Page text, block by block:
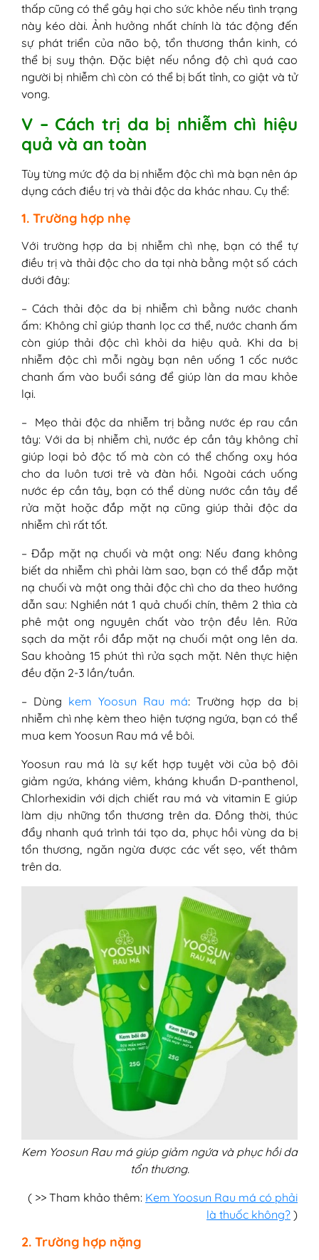
thấp cũng có thể gây hại cho sức khỏe nếu tình trạng
này kéo dài. Ảnh hưởng nhất chính là tác động đến
sự phát triển của não bộ, tổn thương thần kinh, có
thể bị suy thận. Đặc biệt nếu nồng độ chì quá cao
người bị nhiễm chì còn có thể bị bất tỉnh, co giật và tử
vong.
V – Cách trị da bị nhiễm chì hiệu
quả và an toàn
Tùy từng mức độ da bị nhiễm độc chì mà bạn nên áp
dụng cách điều trị và thải độc da khác nhau. Cụ thể:
1. Trường hợp nhẹ
Với trường hợp da bị nhiễm chì nhẹ, bạn có thể tự
điều trị và thải độc cho da tại nhà bằng một số cách
dưới đây:
– Cách thải độc da bị nhiễm chì bằng nước chanh
ấm: Không chỉ giúp thanh lọc cơ thể, nước chanh ấm
còn giúp thải độc chì khỏi da hiệu quả. Khi da bị
nhiễm độc chì mỗi ngày bạn nên uống 1 cốc nước
chanh ấm vào buổi sáng để giúp làn da mau khỏe
lại.
– Mẹo thải độc da nhiễm trị bằng nước ép rau cần
tây: Với da bị nhiễm chì, nước ép cần tây không chỉ
giúp loại bỏ độc tố mà còn có thể chống oxy hóa
cho da luôn tươi trẻ và đàn hồi. Ngoài cách uống
nước ép cần tây, bạn có thể dùng nước cần tây để
rửa mặt hoặc đắp mặt nạ cũng giúp thải độc da
nhiễm chì rất tốt.
– Đắp mặt nạ chuối và mật ong: Nếu đang không
biết da nhiễm chì phải làm sao, bạn có thể đắp mặt
nạ chuối và mật ong thải độc chì cho da theo hướng
dẫn sau: Nghiền nát 1 quả chuối chín, thêm 2 thìa cà
phê mật ong nguyên chất vào trộn đều lên. Rửa
sạch da mặt rồi đắp mặt nạ chuối mật ong lên da.
Sau khoảng 15 phút thì rửa sạch mặt. Nên thực hiện
đều đặn 2-3 lần/tuần.
– Dùng kem Yoosun Rau má: Trường hợp da bị
nhiễm chì nhẹ kèm theo hiện tượng ngứa, bạn có thể
mua kem Yoosun Rau má về bôi.
Yoosun rau má là sự kết hợp tuyệt vời của bộ đôi
giảm ngứa, kháng viêm, kháng khuẩn D-panthenol,
Chlorhexidin với dịch chiết rau má và vitamin E giúp
làm dịu những tổn thương trên da. Đồng thời, thúc
đẩy nhanh quá trình tái tạo da, phục hồi vùng da bị
tổn thương, ngăn ngừa được các vết sẹo, vết thâm
trên da.
Kem Yoosun Rau má giúp giảm ngứa và phục hồi da
tổn thương.
( >> Tham khảo thêm: Kem Yoosun Rau má có phải
là thuốc không? )
2. Trường hợp nặng